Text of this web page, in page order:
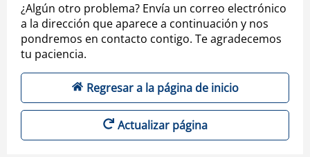
¿Algún otro problema? Envía un correo electrónico
a la dirección que aparece a continuación y nos
pondremos en contacto contigo. Te agradecemos
tu paciencia.
Regresar a la página de inicio
Actualizar página